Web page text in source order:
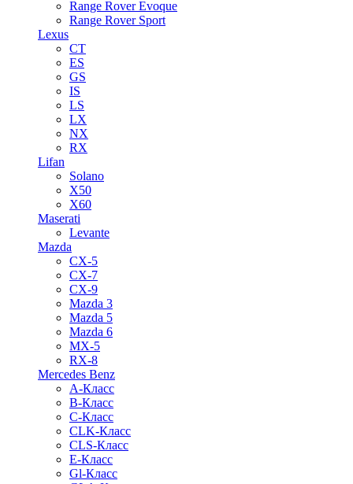
Range Rover Evoque
Range Rover Sport
Lexus
CT
ES
GS
IS
LS
LX
NX
RX
Lifan
Solano
X50
X60
Maserati
Levante
Mazda
CX-5
CX-7
CX-9
Mazda 3
Mazda 5
Mazda 6
MX-5
RX-8
Mercedes Benz
A-Класс
B-Класс
C-Класс
CLK-Класс
CLS-Класс
E-Класс
Gl-Класс